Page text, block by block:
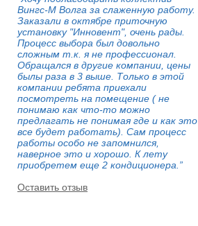
Вингс-М Волга за слаженную работу.
Заказали в октябре приточную
установку "Инновент", очень рады.
Процесс выбора был довольно
сложным т.к. я не профессионал.
Обращался в другие компании, цены
былы раза в 3 выше. Только в этой
компании ребята приехали
посмотреть на помещение ( не
понимаю как что-то можно
предлагать не понимая где и как это
все будет работать). Сам процесс
работы особо не запомнился,
наверное это и хорошо. К лету
приобретем еще 2 кондиционера.”
Оставить отзыв